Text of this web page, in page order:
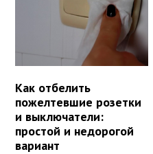
Как отбелить
пожелтевшие розетки
и выключатели:
простой и недорогой
вариант